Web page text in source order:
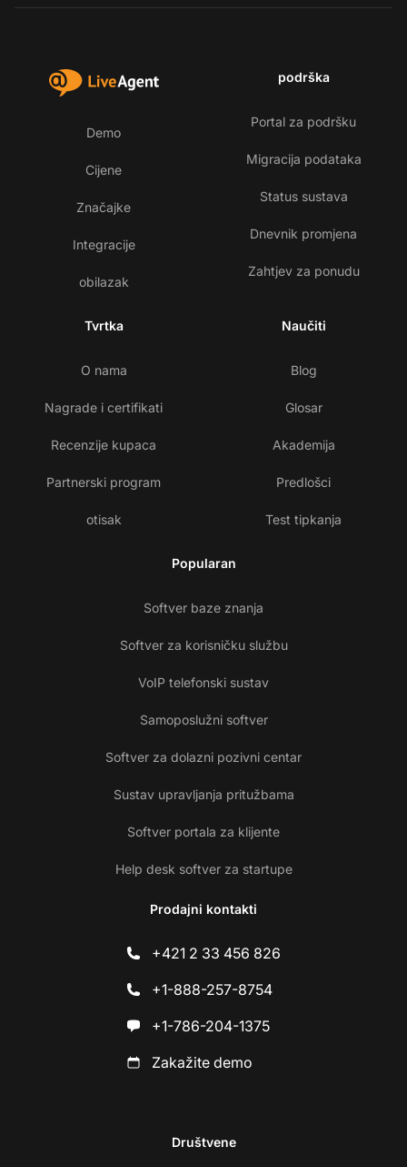
Demo
Cijene
Značajke
Integracije
obilazak
podrška
Portal za podršku
Migracija podataka
Status sustava
Dnevnik promjena
Zahtjev za ponudu
Tvrtka
O nama
Nagrade i certifikati
Recenzije kupaca
Partnerski program
otisak
Naučiti
Blog
Glosar
Akademija
Predlošci
Test tipkanja
Popularan
Softver baze znanja
Softver za korisničku službu
VoIP telefonski sustav
Samoposlužni softver
Softver za dolazni pozivni centar
Sustav upravljanja pritužbama
Softver portala za klijente
Help desk softver za startupe
Prodajni kontakti
+421 2 33 456 826
+1-888-257-8754
+1-786-204-1375
Zakažite demo
Društvene